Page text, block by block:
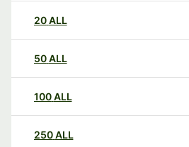
20ALL
50ALL
100ALL
250ALL